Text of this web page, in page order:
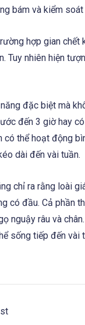
bám và kiểm soát
hợp gian
Tuy nhiên hiện
năng đặc biệt mà
đến 3 giờ hay
có thể hoạt động
dài đến vài tuần.
chỉ ra rằng loài
có đầu. Cả phần
nguậy râu và
sống tiếp đến vài